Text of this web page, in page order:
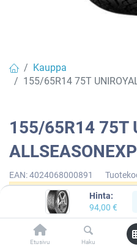
Hinta:
94,00 €
Etusivu Haku
Kauppa
155/65R14 75T
155/65R14 75T
EAN:4024068000891
Tällä tuotteella ei ole
UNIROYAL